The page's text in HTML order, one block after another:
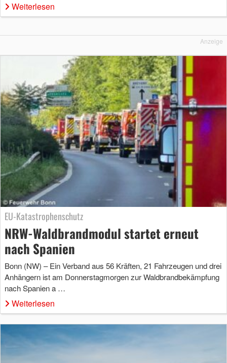
Weiterlesen
Anzeige
EU-Katastrophenschutz
NRW-Waldbrandmodul startet erneut
nach Spanien
Bonn (NW) – Ein Verband aus 56 Kräften, 21 Fahrzeugen und drei
Anhängern ist am Donnerstagmorgen zur Waldbrandbekämpfung
nach Spanien a …
Weiterlesen